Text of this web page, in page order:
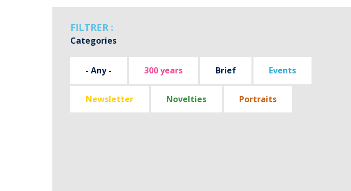
FILTRER :
Categories
- Any - 300 years Brief Events
Newsletter Novelties Portraits